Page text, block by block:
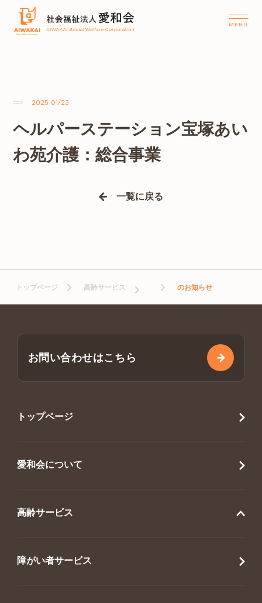
2025 01/23
ヘルパーステーション宝塚あい
わ苑介護：総合事業
一覧に戻る
トップページ 高齢サービス のお知らせ
お問い合わせはこちら
トップページ
愛和会について
高齢サービス
障がい者サービス